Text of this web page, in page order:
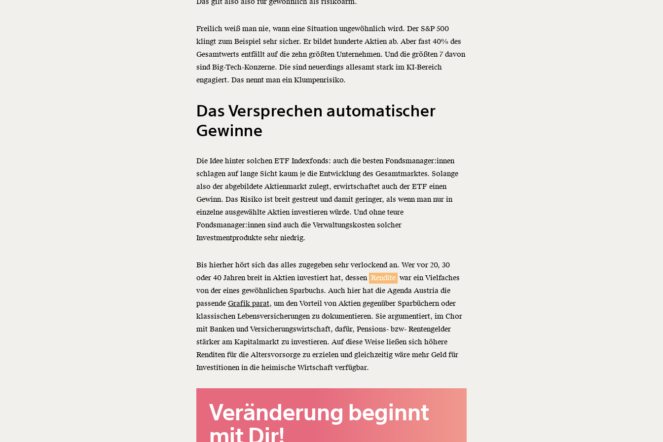
Das gilt also also für gewöhnlich als risikoarm.
Freilich weiß man nie, wann eine Situation ungewöhnlich wird. Der S&P 500
klingt zum Beispiel sehr sicher. Er bildet hunderte Aktien ab. Aber fast 40% des
Gesamtwerts entfällt auf die zehn größten Unternehmen. Und die größten 7 davon
sind Big-Tech-Konzerne. Die sind neuerdings allesamt stark im KI-Bereich
engagiert. Das nennt man ein Klumpenrisiko.
Das Versprechen automatischer
Gewinne
Die Idee hinter solchen ETF Indexfonds: auch die besten Fondsmanager:innen
schlagen auf lange Sicht kaum je die Entwicklung des Gesamtmarktes. Solange
also der abgebildete Aktienmarkt zulegt, erwirtschaftet auch der ETF einen
Gewinn. Das Risiko ist breit gestreut und damit geringer, als wenn man nur in
einzelne ausgewählte Aktien investieren würde. Und ohne teure
Fondsmanager:innen sind auch die Verwaltungskosten solcher
Investmentprodukte sehr niedrig.
Bis hierher hört sich das alles zugegeben sehr verlockend an. Wer vor 20, 30
oder 40 Jahren breit in Aktien investiert hat, dessen Rendite war ein Vielfaches
von der eines gewöhnlichen Sparbuchs. Auch hier hat die Agenda Austria die
passendeGrafik parat, um den Vorteil von Aktien gegenüber Sparbüchern oder
klassischen Lebensversicherungen zu dokumentieren. Sie argumentiert, im Chor
mit Banken und Versicherungswirtschaft, dafür, Pensions- bzw- Rentengelder
stärker am Kapitalmarkt zu investieren. Auf diese Weise ließen sich höhere
Renditen für die Altersvorsorge zu erzielen und gleichzeitig wäre mehr Geld für
Investitionen in die heimische Wirtschaft verfügbar.
Veränderung beginnt